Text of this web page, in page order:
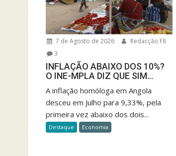
7 de Agosto de 2026
Redacção F8
3
INFLAÇÃO ABAIXO DOS 10%?
O INE-MPLA DIZ QUE SIM…
A inflação homóloga em Angola
desceu em Julho para 9,33%, pela
primeira vez abaixo dos dois...
Destaque Economia